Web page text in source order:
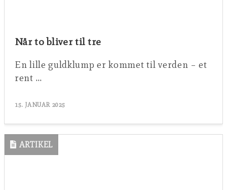
Når to bliver til tre
En lille guldklump er kommet til verden – et
rent …
15. JANUAR 2025
ARTIKEL